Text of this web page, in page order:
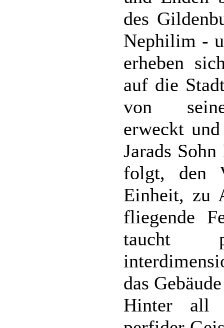
des
Nephilim -
erheben
auf die
von
erweckt
Jarads
folgt, den
Einheit, zu
fliegende
taucht
das
Hinter all